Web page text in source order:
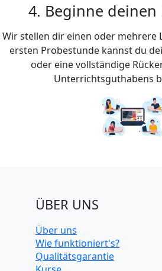
4. Beginne
Wir stellen dir einen oder mehrere
ersten Probestunde kannst du
oder eine vollständige
Unterrichtsguthabens
ÜBER UNS
Über uns
Wie funktioniert's?
Qualitätsgarantie